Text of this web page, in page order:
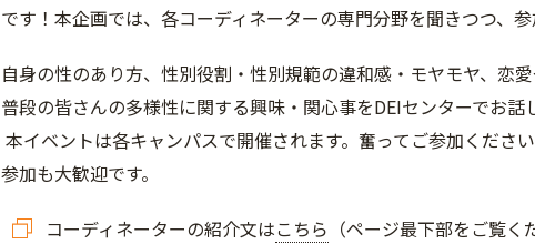
です！本企画では、各コーディネーターの専門分野を聞きつつ、
自身の性のあり方、性別役割・性別規範の違和感・モヤモヤ、恋
普段の皆さんの多様性に関する興味・関心事をDEIセンターでお話
本イベントは各キャンパスで開催されます。奮ってご参加くださ
参加も大歓迎です。
コーディネーターの紹介文はこちら （ページ最下部をご覧く